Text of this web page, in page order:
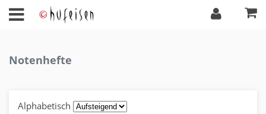
Notenhefte
Alphabetisch